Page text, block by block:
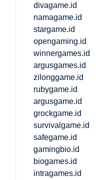
divagame.id
namagame.id
stargame.id
opengaming.id
winnergames.id
argusgames.id
zilonggame.id
rubygame.id
argusgame.id
grockgame.id
survivalgame.id
safegame.id
gamingbio.id
biogames.id
intragames.id